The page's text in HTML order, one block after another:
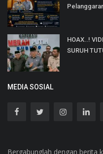
HOAX..!
SURUH
MEDIA SOSIAL
Bergabunglah dengan berita